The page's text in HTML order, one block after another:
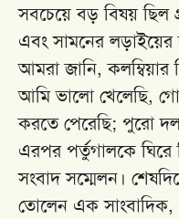
সবচেয়ে বড় বিষয় ছিল
এবং সামনের লড়াইয়ের
আমরা জানি, কলম্বিয়ার
আমি ভালো খেলেছি,
করতে পেরেছি; পুরো
এরপর পর্তুগালকে ঘিরে
সংবাদ সম্মেলন।
তোলেন এক